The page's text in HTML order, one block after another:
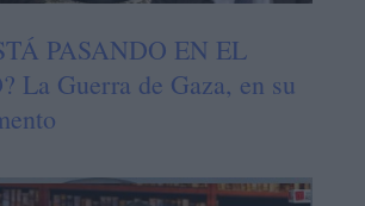
PASANDO EN EL
La Guerra de Gaza, en su